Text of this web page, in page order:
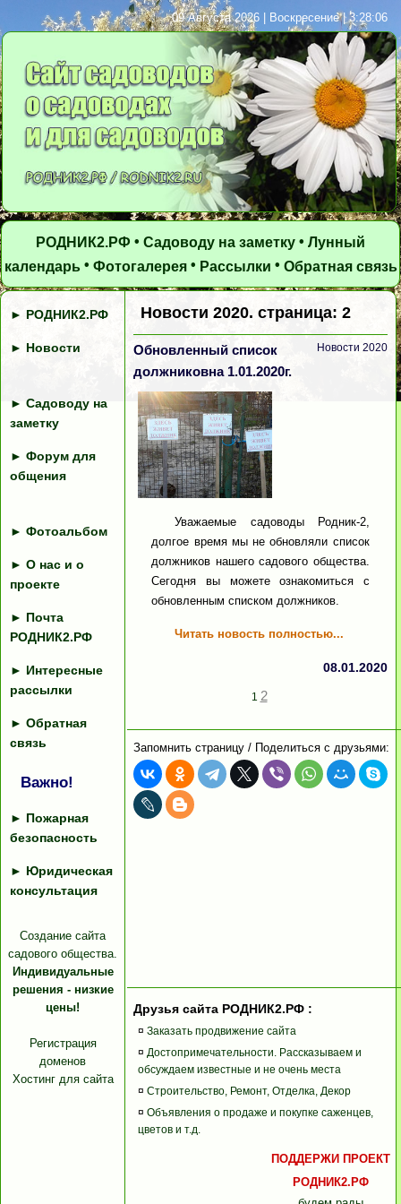
09 Августа 2026 | Воскресение | 3:28:06
РОДНИК2.РФ • Садоводу на заметку • Лунный
календарь • Фотогалерея• Рассылки • Обратная связь
► РОДНИК2.РФ
► Новости
► Садоводу на
заметку
► Форум для
общения
► Фотоальбом
► О нас и о
проекте
► Почта
РОДНИК2.РФ
► Интересные
рассылки
► Обратная
связь
Важно!
► Пожарная
безопасность
► Юридическая
консультация
Создание сайта
садового общества.
Индивидуальные
решения - низкие
цены!
Регистрация
доменов
Хостинг для сайта
Новости 2020. страница: 2
Обновленный список
должниковна 1.01.2020г.
Новости 2020
Уважаемые садоводы Родник-2,
долгое время мы не обновляли список
должников нашего садового общества.
Сегодня вы можете ознакомиться с
обновленным списком должников.
Читать новость полностью...
08.01.2020
1 2
Запомнить страницу / Поделиться с друзьями:
Друзья сайта РОДНИК2.РФ :
¤ Заказать продвижение сайта
¤ Достопримечательности. Рассказываем и
обсуждаем известные и не очень места
¤ Строительство, Ремонт, Отделка, Декор
¤ Объявления о продаже и покупке саженцев,
цветов и т.д.
ПОДДЕРЖИ ПРОЕКТ
РОДНИК2.РФ